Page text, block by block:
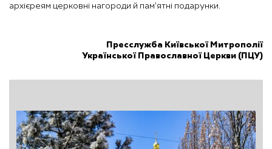
архієреям церковні нагороди й пам’ятні подарунки.
Пресслужба Київської Митрополії
Української Православної Церкви (ПЦУ)